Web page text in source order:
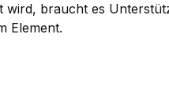
braucht es
Element.